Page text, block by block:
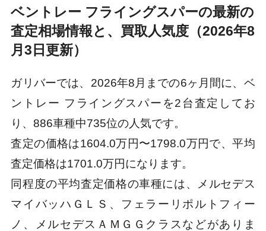
ベントレー フライングスパーの最新の
査定相場情報と、買取人気度（2026年8
月3日更新）
ガリバーでは、2026年8月までの6ヶ月間に、ベ
ントレー フライングスパーを2台査定してお
り、886車種中735位の人気です。
査定の価格は1604.0万円〜1798.0万円で、平均
査定価格は1701.0万円になります。
同程度の平均査定価格の車種には、メルセデス
マイバッハＧＬＳ、フェラーリポルトフィー
ノ、メルセデスＡＭＧＧクラスなどがありま